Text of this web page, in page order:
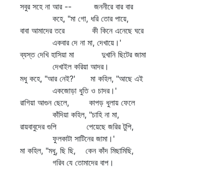
সবুর সহে না আর -- জননীরে বার বার
কহে, "মা গো, ধরি তোর পায়ে,
বাবা আমাদের তরে কী কিনে এনেছে ঘরে
একবার দে না মা, দেখায়ে।'
ব্যস্ত দেখি হাসিয়া মা দুখানি ছিটের জামা
দেখাইল করিয়া আদর।
মধু কহে, "আর নেই?' মা কহিল, "আছে এই
একজোড়া ধুতি ও চাদর।'
রাগিয়া আগুন ছেলে, কাপড় ধুলায় ফেলে
কাঁদিয়া কহিল, "চাহি না মা,
রায়বাবুদের গুপি পেয়েছে জরির টুপি,
ফুলকাটা সাটিনের জামা।'
মা কহিল, "মধু, ছি ছি, কেন কাঁদ মিছামিছি,
গরিব যে তোমাদের বাপ।